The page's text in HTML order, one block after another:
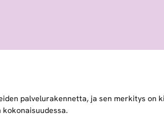
palvelurakennetta, ja sen merkitys on